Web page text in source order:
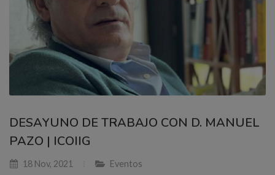
DESAYUNO DE TRABAJO CON D. MANUEL
PAZO | ICOIIG
18 Nov, 2021 Eventos